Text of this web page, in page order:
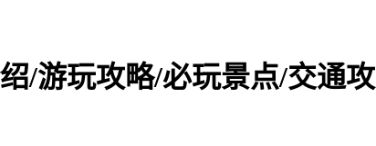
/游玩攻略/必玩景点/交通